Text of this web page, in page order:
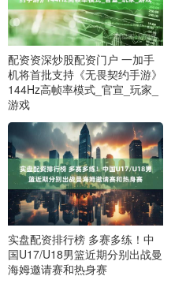
配资资深炒股配资门户 一加手
机将首批支持《无畏契约手游》
144Hz高帧率模式_官宣_玩家_
游戏
实盘配资排行榜 多赛多练！中
国U17/U18男篮近期分别出战曼
海姆邀请赛和热身赛